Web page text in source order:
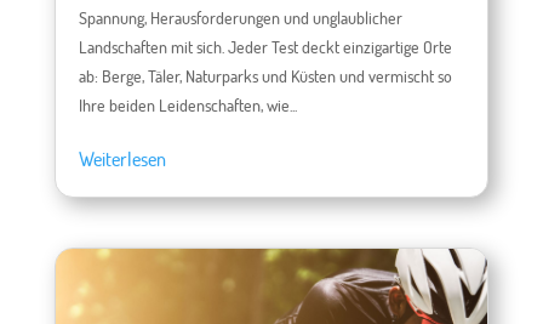
Spannung, Herausforderungen und unglaublicher
Landschaften mit sich. Jeder Test deckt einzigartige Orte
ab: Berge, Täler, Naturparks und Küsten und vermischt so
Ihre beiden Leidenschaften, wie...
Weiterlesen